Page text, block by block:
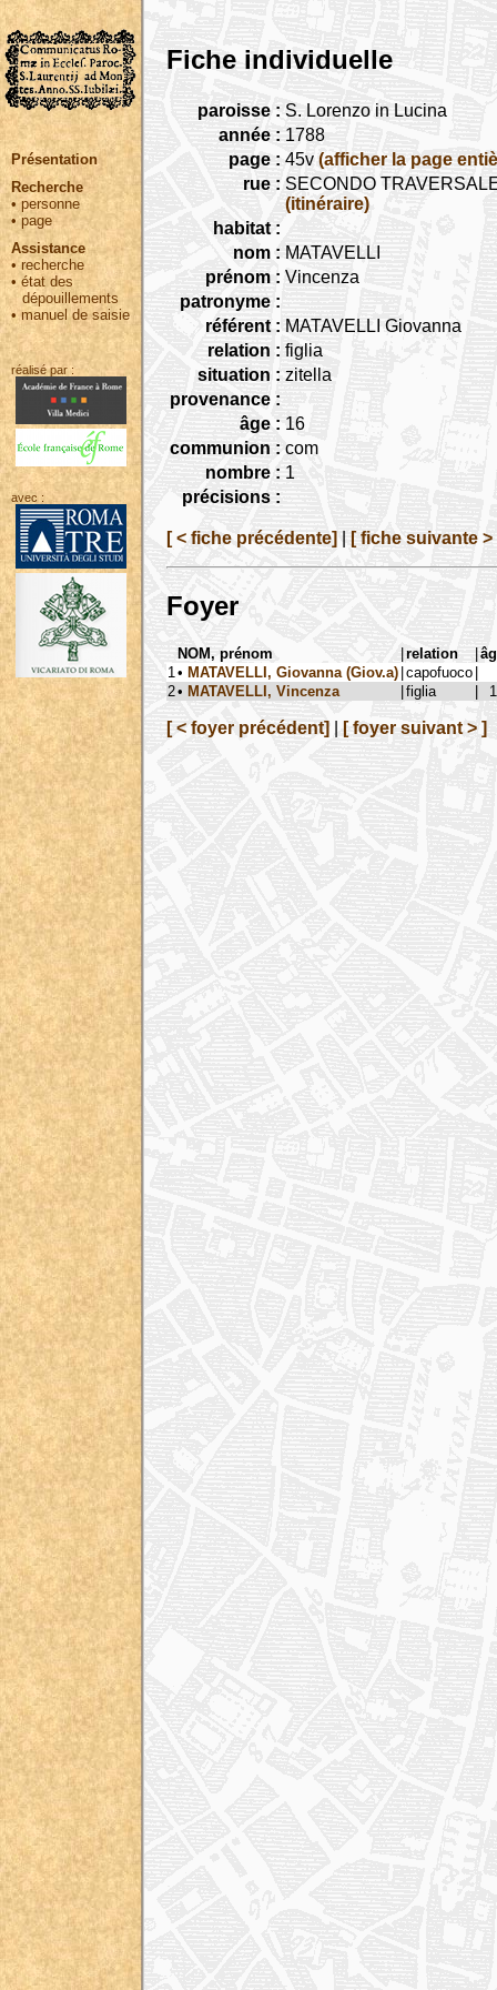
Présentation
Recherche
• personne
•page
Assistance
• recherche
•état des
dépouillements
•manuel de saisie
réalisé par :
avec :
Fiche individuelle
paroisse : S. Lorenzo in Lucina
année : 1788
page : 45v (afficher la page
rue : SECONDO
(itinéraire)
habitat :
nom : MATAVELLI
prénom : Vincenza
patronyme :
référent : MATAVELLI Giovanna
relation : figlia
situation : zitella
provenance :
âge : 16
communion : com
nombre : 1
précisions :
[ < fiche précédente] [ fiche suivante >
Foyer
NOM, prénom |relation |
1 • MATAVELLI, Giovanna (Giov.a) |capofuoco |
2• MATAVELLI, Vincenza |figlia |
[ < foyer précédent] [ foyer suivant > ]